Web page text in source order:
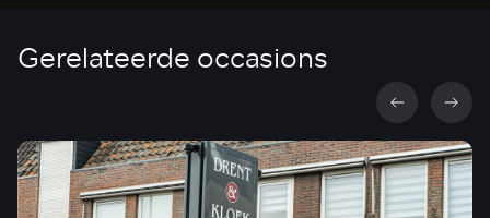
Gerelateerde occasions